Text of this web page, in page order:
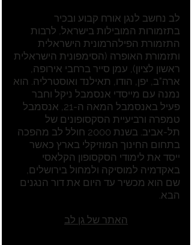
לב נחשב לנגן אורח קבוע ובכיר
בתזמורות המובילות בישראל, לרבות
התזמורת הפילהרמונית הישראלית
ותזמורת האופרה (הסימפונית הישראלית
ראשון לציון), עמן סייר ברחבי אירופה,
ארה"ב, יפן, הודו, תאילנד ואוסטרליה. הוא
נמנה עם מייסדי אנסמבל ניקל וחבר
פעיל באנסמבל המאה ה-21, אנסמבל
טמפרה ורביעיית הסקסופונים של
תל-אביב. בשנת 2000 חולל לב מהפכה
בתחום החינוך המוזיקלי בארץ כאשר
ייסד את לימודי הסקסופון הקלאסי
באקדמיה למוסיקה ולמחול בירושלים,
שם הוא מכשיר עד היום את דור הנגנים
הבא.
האתר של גן לב